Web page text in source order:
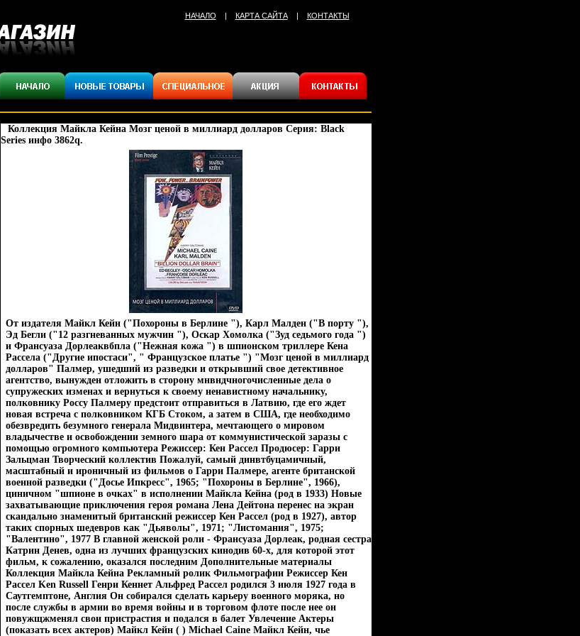
НАЧАЛО | КАРТА САЙТА| КОНТАКТЫ
Коллекция Майкла Кейна Мозг ценой в миллиард долларов Серия: Black
Series инфо 3862q.
От издателя Майкл Кейн ("Похороны в Берлине "), Карл Малден ("В порту "),
Эд Бегли ("12 разгневанных мужчин "), Оскар Хомолка ("Зуд седьмого года ")
и Франсуаза Дорлеаквбпла ("Нежная кожа ") в шпионском триллере Кена
Рассела ("Другие ипостаси", " Французское платье ") "Мозг ценой в миллиард
долларов" Палмер, ушедший из разведки и открывший свое детективное
агентство, вынужден отложить в сторону мнвндчногочисленные дела о
супружеских изменах и вернуться к своему ненавистному начальнику,
полковнику Россу Палмеру предстоит отправиться в Латвию, где его ждет
новая встреча с полковником КГБ Стоком, а затем в США, где необходимо
обезвредить безумного генерала Мидвинтера, мечтающего о мировом
владычестве и освобождении земного шара от коммунистической заразы с
помощью огромного компьютера Режиссер: Кен Рассел Продюсер: Гарри
Зальцман Творческий коллектив Пожалуй, самый динвтбуцамичный,
масштабный и ироничный из фильмов о Гарри Палмере, агенте британской
военной разведки ("Досье Ипкресс", 1965; "Похороны в Берлине", 1966),
циничном "шпионе в очках" в исполнении Майкла Кейна (род в 1933) Новые
захватывающие приключения героя романа Лена Дейтона перенес на экран
скандально знаменитый британский режиссер Кен Рассел (род в 1927), автор
таких спорных шедевров как "Дьяволы", 1971; "Листомания", 1975;
"Валентино", 1977 В главной женской роли - Франсуаза Дорлеак, родная сестра
Катрин Денев, одна из лучших французских кинодив 60-х, для которой этот
фильм, к сожалению, оказался последним Дополнительные материалы
Коллекция Майкла Кейна Рекламный ролик Фильмографии Режиссер Кен
Рассел Ken Russell Генри Кеннет Альфред Рассел родился 3 июля 1927 года в
Саутгемптоне, Англия Он собирался сделать карьеру военного моряка, но
после службы в армии во время войны и в торговом флоте после нее он
повужщжменял свои пристрастия и подался в балет Увлечение Актеры
(показать всех актеров) Майкл Кейн ( ) Michael Caine Майкл Кейн, чье